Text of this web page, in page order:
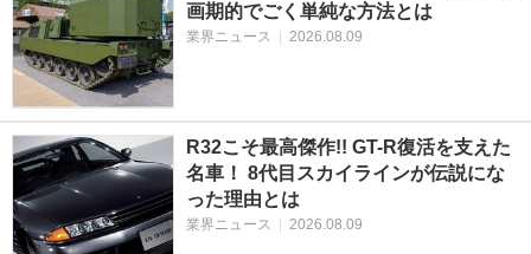
画期的でごく単純な方法とは
業界ニュース 2026.08.09
R32こそ最高傑作!! GT-R復活を支えた
名車！ 8代目スカイラインが伝説にな
った理由とは
業界ニュース 2026.08.09